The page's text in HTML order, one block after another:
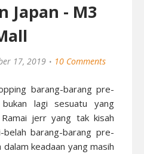
Japan - M3
17, 2019 10 Comments
barang-barang pre-
lagi sesuatu yang
jerr yang tak kisah
barang-barang pre-
keadaan yang masih